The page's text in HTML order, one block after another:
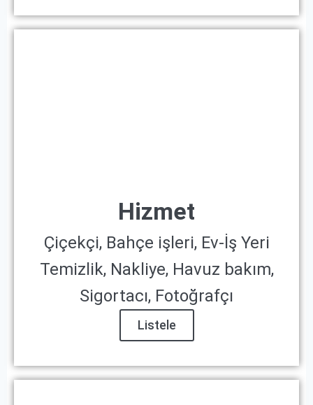
Hizmet
Çiçekçi, Bahçe işleri, Ev-İş Yeri
Temizlik, Nakliye, Havuz bakım,
Sigortacı, Fotoğrafçı
Listele